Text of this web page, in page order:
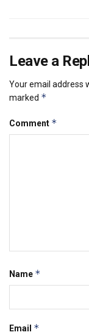
Leave a
Your email address
marked *
Comment *
Name *
Email *